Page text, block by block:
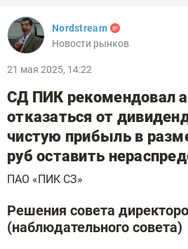
Nordstream
Новости рынков
21 мая 2025, 14:22
СД ПИК рекомендовал
отказаться от
чистую прибыль в
руб оставить
ПАО «ПИК СЗ»
Решения совета
(наблюдательного совета)